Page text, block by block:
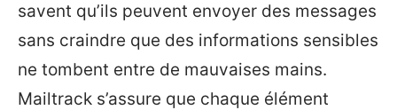
savent qu’ils peuvent envoyer des messages
sans craindre que des informations sensibles
ne tombent entre de mauvaises mains.
Mailtrack s’assure que chaque élément